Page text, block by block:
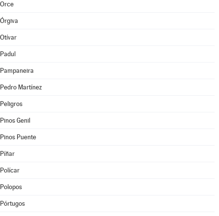
Orce
Órgiva
Otívar
Padul
Pampaneira
Pedro Martínez
Peligros
Pinos Genil
Pinos Puente
Píñar
Polícar
Polopos
Pórtugos